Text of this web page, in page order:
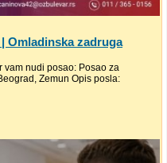
Omladinska zadruga
vam nudi posao: Posao za
Zemun Opis posla: